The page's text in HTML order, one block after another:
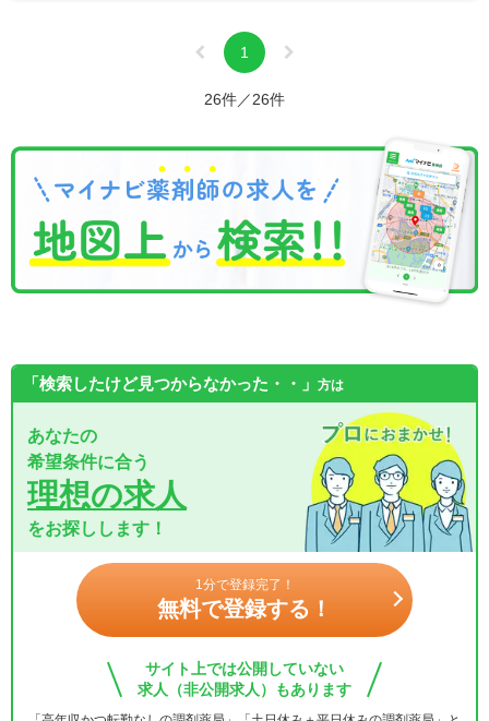
1
26件／26件
「検索したけど見つからなかった・・」 方は
あなたの
希望条件に合う
理想の求人
をお探しします！
1分で登録完了！
無料で登録する！
サイト上では公開していない
求人（非公開求人）もあります